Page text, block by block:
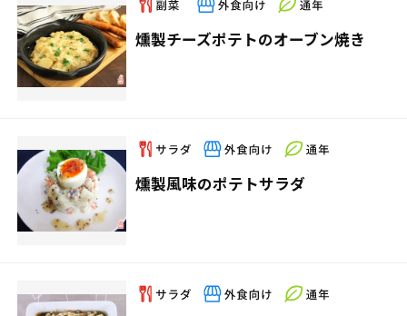
燻製チーズポテトのオーブン焼き
燻製風味のポテトサラダ